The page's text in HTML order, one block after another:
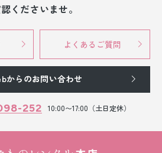
くださいませ。
よくあるご質問
からのお問い合わせ
252 10:00〜17:00（土日定休）